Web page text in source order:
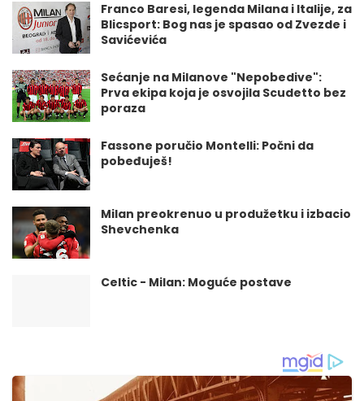
Franco Baresi, legenda Milana i Italije, za
Blicsport: Bog nas je spasao od Zvezde i
Savićevića
Sećanje na Milanove "Nepobedive":
Prva ekipa koja je osvojila Scudetto bez
poraza
Fassone poručio Montelli: Počni da
pobeđuješ!
Milan preokrenuo u produžetku i izbacio
Shevchenka
Celtic - Milan: Moguće postave